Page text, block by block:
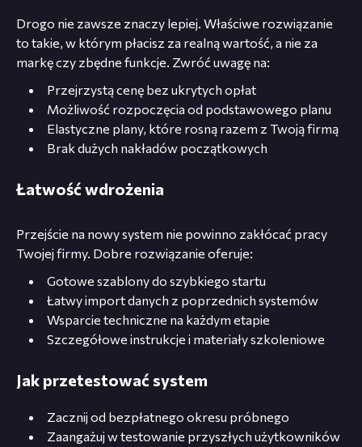
Drogo nie zawsze znaczy lepiej. Właściwe rozwiązanie
to takie, w którym płacisz za realną wartość, a nie za
markę czy zbędne funkcje. Zwróć uwagę na:
Przejrzystą cenę bez ukrytych opłat
Możliwość rozpoczęcia od podstawowego planu
Elastyczne plany, które rosną razem z Twoją firmą
Brak dużych nakładów początkowych
Łatwość wdrożenia
Przejście na nowy system nie powinno zakłócać pracy
Twojej firmy. Dobre rozwiązanie oferuje:
Gotowe szablony do szybkiego startu
Łatwy import danych z poprzednich systemów
Wsparcie techniczne na każdym etapie
Szczegółowe instrukcje i materiały szkoleniowe
Jak przetestować system
Zacznij od bezpłatnego okresu próbnego
Zaangażuj w testowanie przyszłych użytkowników